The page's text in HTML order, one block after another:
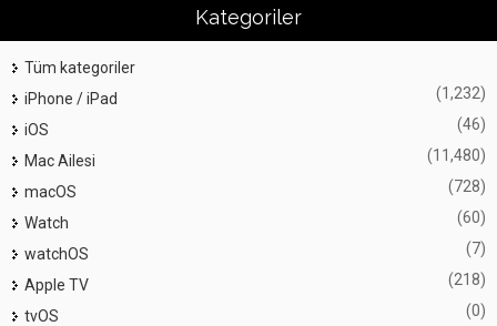
Kategoriler
Tüm kategoriler
iPhone / iPad
(1,232)
iOS (46)
Mac Ailesi (11,480)
macOS (728)
Watch (60)
watchOS (7)
Apple TV (218)
tvOS (0)